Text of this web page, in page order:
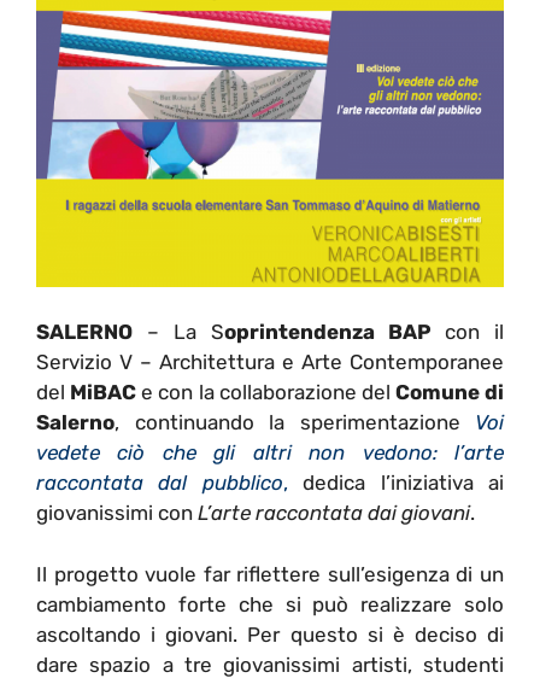
SALERNO – La Soprintendenza BAP con il
Servizio V – Architettura e Arte Contemporanee
del MiBAC e con la collaborazione del Comune di
Salerno, continuando la sperimentazione Voi
vedete ciò che gli altri non vedono: l’arte
raccontata dal pubblico, dedica l’iniziativa ai
giovanissimi con L’arte raccontata dai giovani.
Il progetto vuole far riflettere sull’esigenza di un
cambiamento forte che si può realizzare solo
ascoltando i giovani. Per questo si è deciso di
dare spazio a tre giovanissimi artisti, studenti